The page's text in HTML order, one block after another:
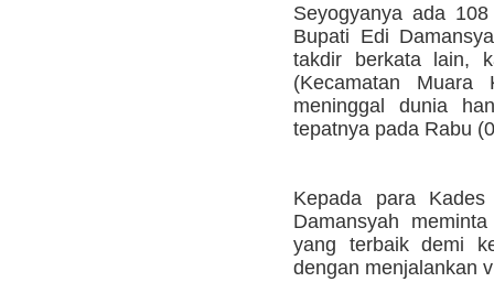
Seyogyanya ada
Bupati Edi
takdir berkata lain,
(Kecamatan Muara
meninggal dunia
tepatnya pada Rabu
Kepada para
Damansyah
yang terbaik demi
dengan menjalankan